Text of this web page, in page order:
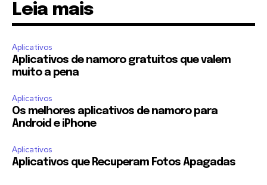
Leia mais
Aplicativos
Aplicativos de namoro gratuitos que valem
muito a pena
Aplicativos
Os melhores aplicativos de namoro para
Android e iPhone
Aplicativos
Aplicativos que Recuperam Fotos Apagadas